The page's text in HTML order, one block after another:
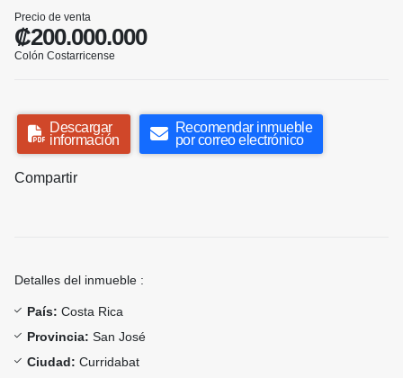
Precio de venta
₡200.000.000
Colón Costarricense
Descargar
información
Recomendar inmueble
por correo electrónico
Compartir
Detalles del inmueble :
País: Costa Rica
Provincia: San José
Ciudad: Curridabat